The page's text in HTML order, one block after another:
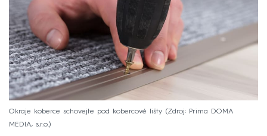
Okraje koberce schovejte pod kobercové lišty
Zdroj: Prima DOMA
MEDIA, s.r.o.